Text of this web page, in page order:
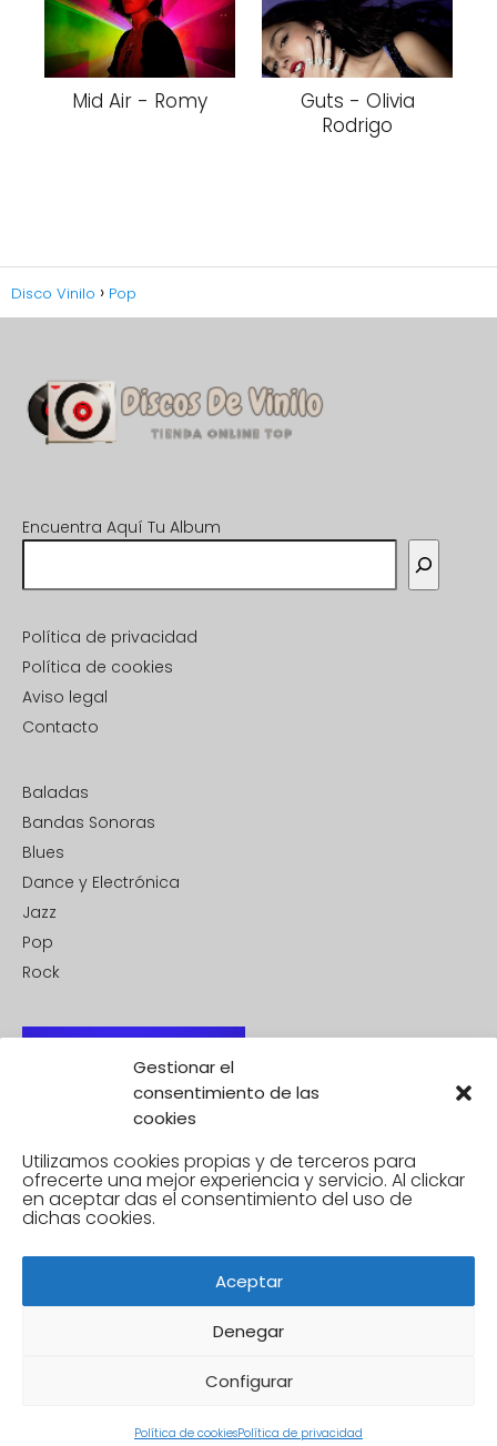
Gestionar el
consentimiento de las
cookies
Utilizamos cookies propias y de terceros para
ofrecerte una mejor experiencia y servicio. Al clickar
en aceptardas el consentimiento del uso de
dichas cookies.
Aceptar
Denegar
Configurar
Política de cookiesPolítica de privacidad
Mid Air - Romy
Guts - Olivia
Rodrigo
Disco Vinilo Pop
Encuentra Aquí Tu Album
Política de privacidad
Política de cookies
Aviso legal
Contacto
Baladas
Bandas Sonoras
Blues
Dance y Electrónica
Jazz
Pop
Rock